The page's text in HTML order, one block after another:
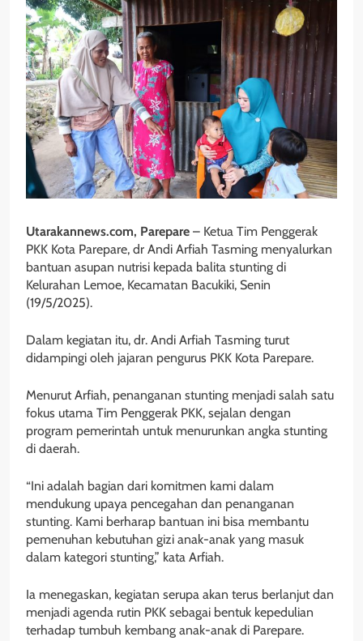
Utarakannews.com, Parepare – Ketua Tim Penggerak
PKK Kota Parepare, dr Andi Arfiah Tasming menyalurkan
bantuan asupan nutrisi kepada balita stunting di
Kelurahan Lemoe, Kecamatan Bacukiki, Senin
(19/5/2025).
Dalam kegiatan itu, dr. Andi Arfiah Tasming turut
didampingi oleh jajaran pengurus PKK Kota Parepare.
Menurut Arfiah, penanganan stunting menjadi salah satu
fokus utama Tim Penggerak PKK, sejalan dengan
program pemerintah untuk menurunkan angka stunting
di daerah.
“Ini adalah bagian dari komitmen kami dalam
mendukung upaya pencegahan dan penanganan
stunting. Kami berharap bantuan ini bisa membantu
pemenuhan kebutuhan gizi anak-anak yang masuk
dalam kategori stunting,” kata Arfiah.
Ia menegaskan, kegiatan serupa akan terus berlanjut dan
menjadi agenda rutin PKK sebagai bentuk kepedulian
terhadap tumbuh kembang anak-anak di Parepare.